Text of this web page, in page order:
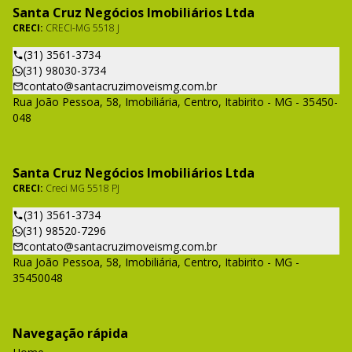
Santa Cruz Negócios Imobiliários Ltda
CRECI: CRECI-MG 5518 J
(31) 3561-3734
(31) 98030-3734
contato@santacruzimoveismg.com.br
Rua João Pessoa, 58, Imobiliária, Centro, Itabirito - MG - 35450-
048
Santa Cruz Negócios Imobiliários Ltda
CRECI: Creci MG 5518 PJ
(31) 3561-3734
(31) 98520-7296
contato@santacruzimoveismg.com.br
Rua João Pessoa, 58, Imobiliária, Centro, Itabirito - MG -
35450048
Navegação rápida